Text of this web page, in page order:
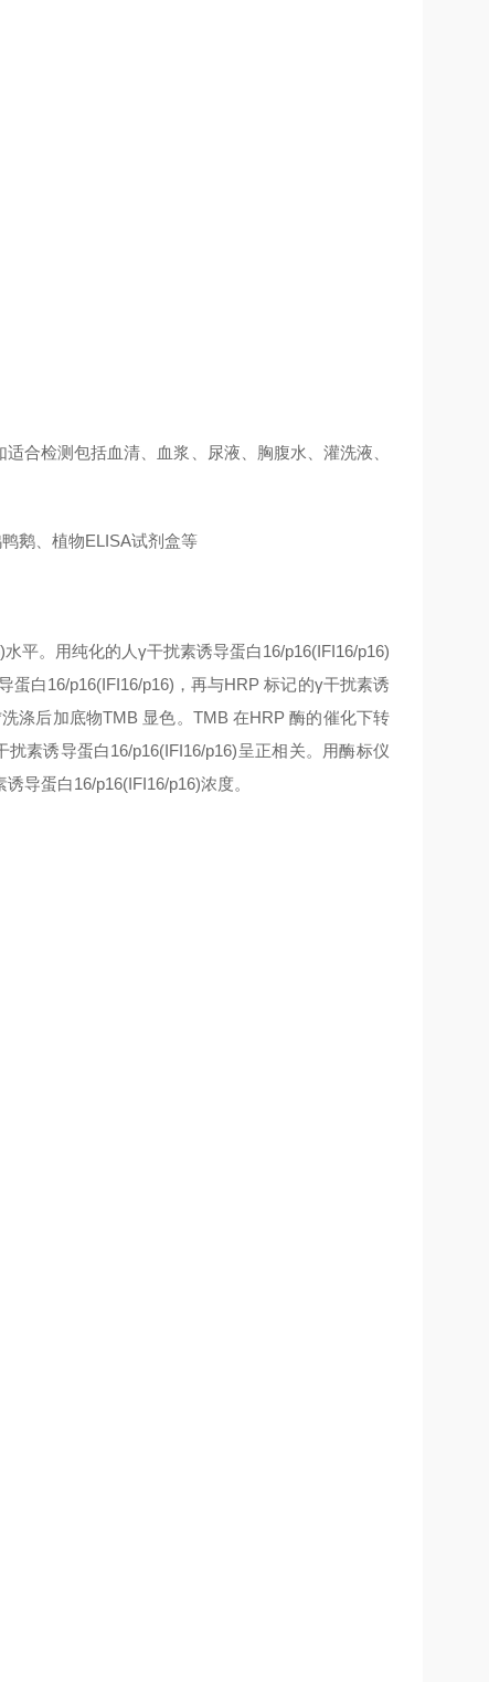
合检测包括血清、血浆、尿液、胸腹水、灌洗液、
鹅、植物ELISA试剂盒等
平。用纯化的人γ干扰素诱导蛋白16/p16(IFI16/p16)
白16/p16(IFI16/p16)，再与HRP 标记的γ干扰素诱
涤后加底物TMB 显色。TMB 在HRP 酶的催化下转
素诱导蛋白16/p16(IFI16/p16)呈正相关。用酶标仪
导蛋白16/p16(IFI16/p16)浓度。